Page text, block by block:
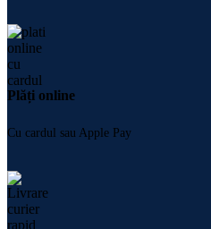
Plăți online
Cu cardul sau Apple Pay